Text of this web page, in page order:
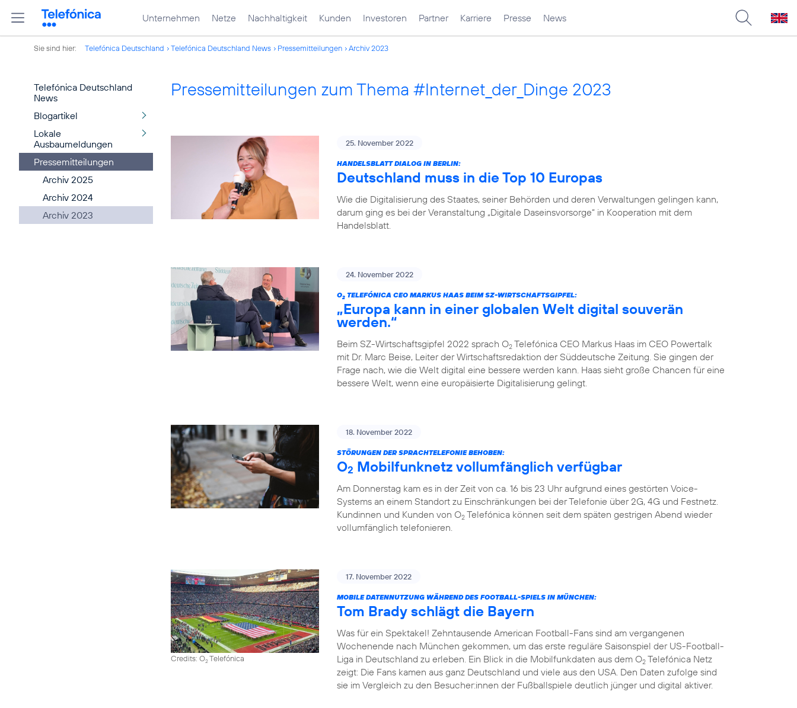
Unternehmen Netze Nachhaltigkeit Kunden Investoren Partner Karriere Presse News
Sie sind hier: Telefónica Deutschland Telefónica Deutschland News Pressemitteilungen Archiv 2023
Telefónica Deutschland
News
Blogartikel
Lokale
Ausbaumeldungen
Pressemitteilungen
Archiv 2025
Archiv 2024
Archiv 2023
Pressemitteilungen zum Thema #Internet_der_Dinge 2023
25. November 2022
HANDELSBLATT DIALOG IN BERLIN:
Deutschland muss in die Top 10 Europas
Wie die Digitalisierung des Staates, seiner Behörden und deren Verwaltungen gelingen kann,
darum ging es bei der Veranstaltung „Digitale Daseinsvorsorge“ in Kooperation mit dem
Handelsblatt.
24. November 2022
O2 TELEFÓNICA CEO MARKUS HAAS BEIM SZ-WIRTSCHAFTSGIPFEL:
„Europa kann in einer globalen Welt digital souverän
werden.“
Beim SZ-Wirtschaftsgipfel 2022 sprach O2 Telefónica CEO Markus Haas im CEO Powertalk
mit Dr. Marc Beise, Leiter der Wirtschaftsredaktion der Süddeutsche Zeitung. Sie gingen der
Frage nach, wie die Welt digital eine bessere werden kann. Haas sieht große Chancen für eine
bessere Welt, wenn eine europäisierte Digitalisierung gelingt.
18. November 2022
STÖRUNGEN DER SPRACHTELEFONIE BEHOBEN:
O2 Mobilfunknetz vollumfänglich verfügbar
Am Donnerstag kam es in der Zeit von ca. 16 bis 23 Uhr aufgrund eines gestörten Voice-
Systems an einem Standort zu Einschränkungen bei der Telefonie über 2G, 4G und Festnetz.
Kundinnen und Kunden von O2 Telefónica können seit dem späten gestrigen Abend wieder
vollumfänglich telefonieren.
Credits: O2Telefónica
17. November 2022
MOBILE DATENNUTZUNG WÄHREND DES FOOTBALL-SPIELS IN MÜNCHEN:
Tom Brady schlägt die Bayern
Was für ein Spektakel! Zehntausende American Football-Fans sind am vergangenen
Wochenende nach München gekommen, um das erste reguläre Saisonspiel der US-Football-
Liga in Deutschland zu erleben. Ein Blick in die Mobilfunkdaten aus dem O2 Telefónica Netz
zeigt: Die Fans kamen aus ganz Deutschland und viele aus den USA. Den Daten zufolge sind
sie im Vergleich zu den Besucher:innen der Fußballspiele deutlich jünger und digital aktiver.